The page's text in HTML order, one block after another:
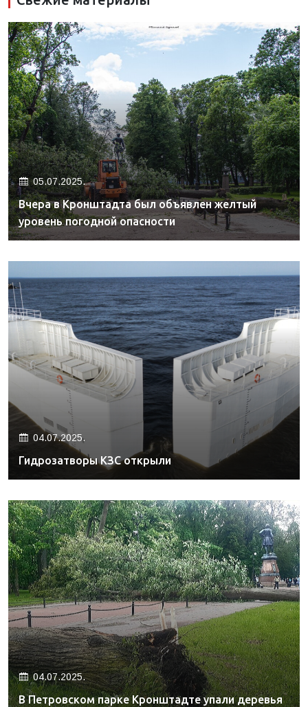
05.07.2025.
Вчера в Кронштадта был объявлен желтый
уровень погодной опасности
04.07.2025.
Гидрозатворы КЗС открыли
04.07.2025.
В Петровском парке Кронштадте упали деревья